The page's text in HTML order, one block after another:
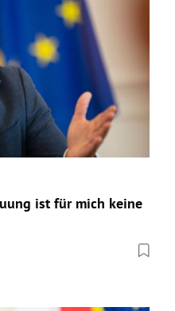
ist für mich keine